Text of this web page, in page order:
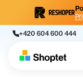
+420 604 600 444